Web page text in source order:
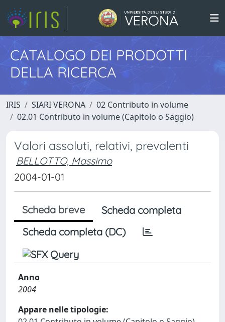
CATALOGO DEI PRODOTTI
DELLA RICERCA
IRIS SIARI VERONA
02 Contributo in volume
02.01 Contributo in volume (Capitolo o Saggio)
Valori assoluti, relativi, prevalenti
BELLOTTO, Massimo
2004-01-01
Scheda breve
Scheda completa
Scheda completa (DC)
Anno
2004
Appare nelle tipologie: